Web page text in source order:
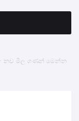
නව මිල ගණන් මෙන්න